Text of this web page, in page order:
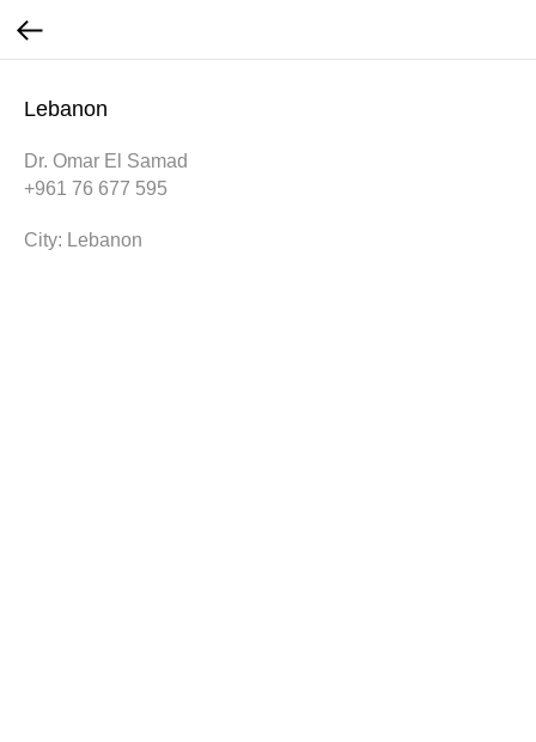
Lebanon
Dr. Omar El Samad
+961 76 677 595
City: Lebanon